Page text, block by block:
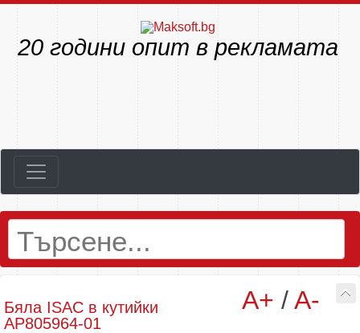
23 години опит в рекламата
A+ /A-
Бяла ISAC в кутийки
AP805964-01